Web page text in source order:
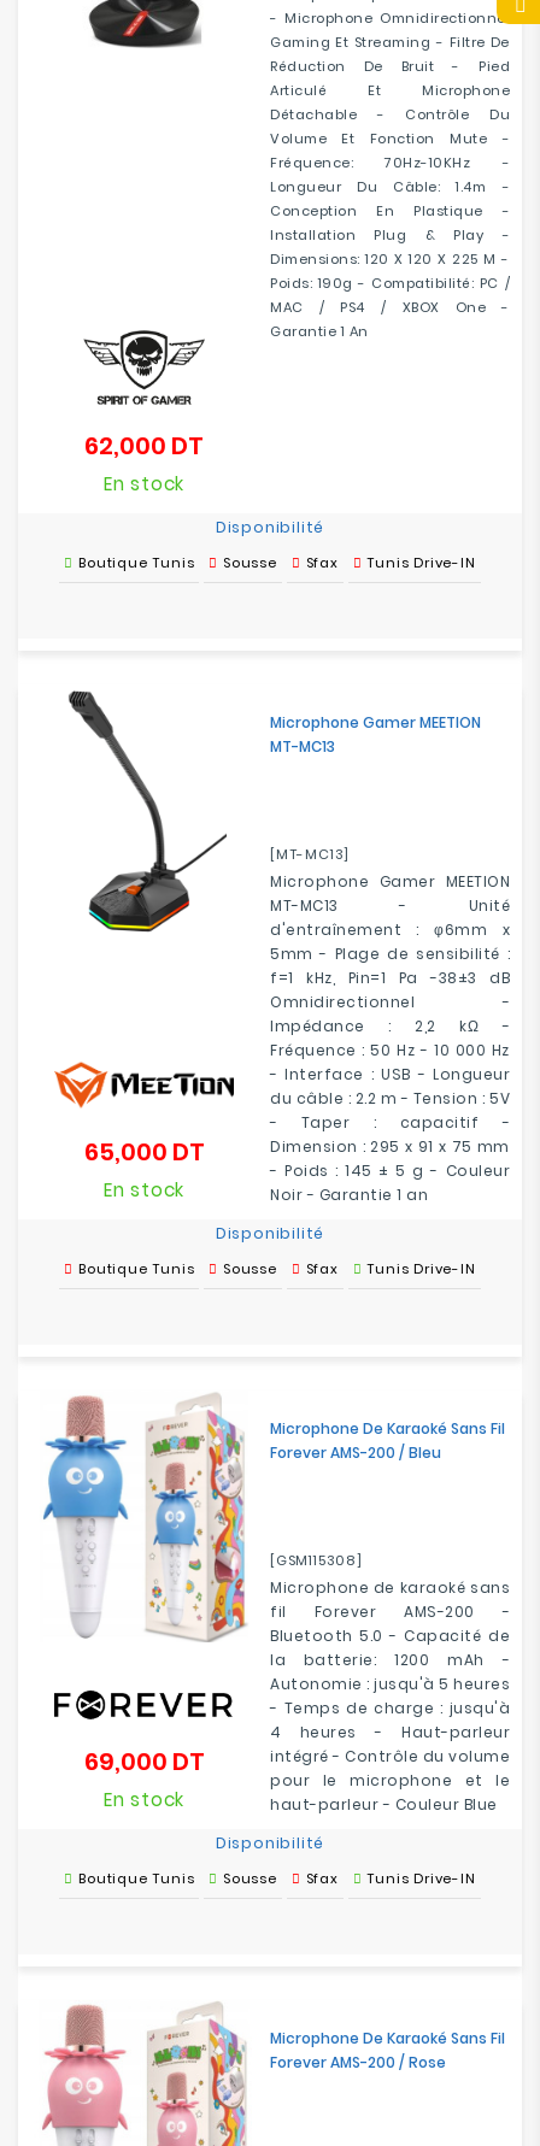
- Microphone Omnidirectionnel
Gaming Et Streaming - Filtre De
Réduction De Bruit - Pied
Articulé Et Microphone
Détachable - Contrôle Du
Volume Et Fonction Mute -
Fréquence: 70Hz-10KHz -
Longueur Du Câble: 1.4m -
Conception En Plastique -
Installation Plug & Play -
Dimensions: 120 X 120 X 225 M -
Poids: 190g - Compatibilité: PC /
MAC / PS4 / XBOX One -
Garantie 1 An
62,000 DT
En stock
Disponibilité
Boutique Tunis Sousse Sfax Tunis Drive-IN
Microphone Gamer MEETION
MT-MC13
[MT-MC13]
Microphone Gamer MEETION
MT-MC13 - Unité
d'entraînement : φ6mm x
5mm - Plage de sensibilité :
f=1 kHz, Pin=1 Pa -38±3 dB
Omnidirectionnel -
Impédance : 2,2 kΩ -
Fréquence : 50 Hz - 10 000 Hz
- Interface : USB - Longueur
du câble : 2.2 m - Tension : 5V
- Taper : capacitif -
Dimension : 295 x 91 x 75 mm
- Poids : 145 ± 5 g - Couleur
Noir - Garantie 1 an
65,000 DTPrix
En stock
Disponibilité
Boutique Tunis Sousse Sfax Tunis Drive-IN
Microphone De Karaoké Sans Fil
Forever AMS-200 / Bleu
[GSM115308]
Microphone de karaoké sans
fil Forever AMS-200 -
Bluetooth 5.0 - Capacité de
la batterie: 1200 mAh -
Autonomie : jusqu'à 5 heures
- Temps de charge : jusqu'à
4 heures - Haut-parleur
intégré - Contrôle du volume
pour le microphone et le
haut-parleur - Couleur Blue
69,000 DTPrix
En stock
Disponibilité
Boutique Tunis Sousse Sfax Tunis Drive-IN
Microphone De Karaoké Sans Fil
Forever AMS-200 / Rose